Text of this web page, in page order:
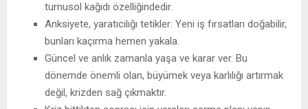
turnusol kağıdı özelliğindedir.
Anksiyete, yaratıcılığı tetikler: Yeni iş fırsatları doğabilir,
bunları kaçırma hemen yakala.
Güncel ve anlık zamanla yaşa ve karar ver. Bu
dönemde önemli olan, büyümek veya karlılığı artırmak
değil, krizden sağ çıkmaktır.